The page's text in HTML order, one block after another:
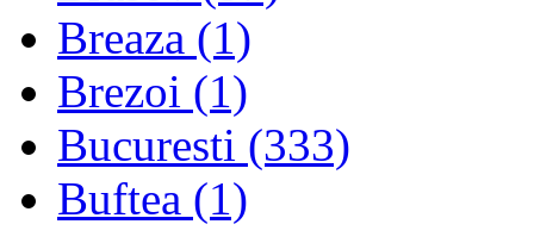
Breaza (1)
Brezoi (1)
Bucuresti (333)
Buftea (1)